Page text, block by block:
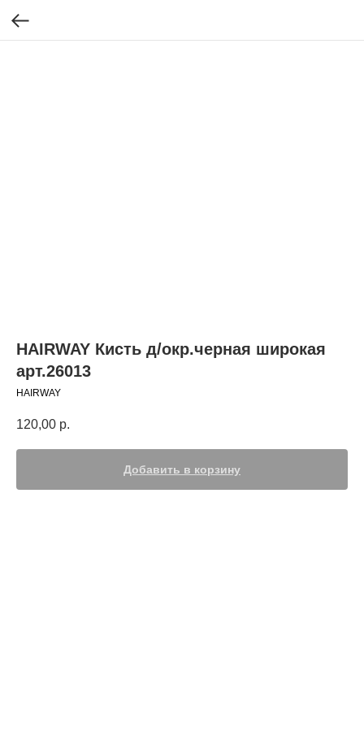
HAIRWAY Кисть д/окр.черная широкая
арт.26013
HAIRWAY
120,00 р.
Добавить в корзину